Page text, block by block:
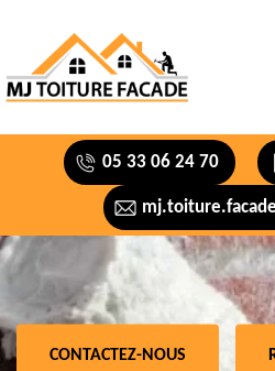
05 33 06 24 70
CONTACTEZ-NOUS